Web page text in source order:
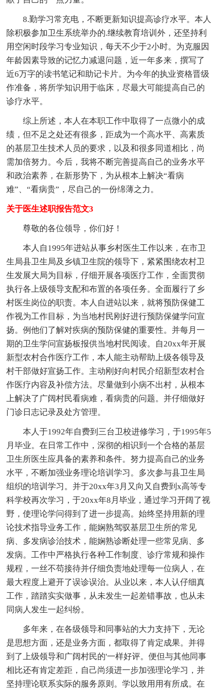
8.勤学习常充电，不断更新知识提高诊疗水平。本人
除积极参加卫生系统举办的.继续教育培训外，还坚持利
用空闲时段学习专业知识，每天不少于2小时。为克服因
年龄因素导致的记忆力减退问题，近一年多来，撰写了
近6万字的读书笔记和助记卡片。为今年的执业资格晋级
作准备，将所学知识用于临床，尽最大可能提高自己的
诊疗水平。
综上所述，本人在本职工作中取得了一点微小的成
绩，但不足之处还有很多，距成为一个高水平、高素质
的基层卫生技术人员的要求，以及和很多同道相比，尚
需加倍努力。今后，我将不断完善提高自己的业务水平
和政治素养，在新形势下，为从根本上解决“看病
难”、“看病贵”，尽自己的一份绵薄之力。
关于医生述职报告范文3
尊敬的各位领导，你们好！
本人自1995年进站从事乡村医生工作以来，在市卫
生局县卫生局及乡镇卫生院的领导下，紧紧围绕农村卫
生发展大局为目标，仔细开展各项医疗工作，全面贯彻
执行各上级领导支配和布置的各项任务。全面履行了乡
村医生岗位的职责。本人自进站以来，就将预防保健工
作视为工作目标，为当地村民刚好进行预防保健学问宣
扬。例他们了解对疾病的预防保健的重要性。并每月一
期的卫生学问宣扬板报供当地村民阅读。自20xx年开展
新型农村合作医疗工作，本人能主动帮助上级各领导及
村干部做好宣扬工作。主动刚好向村民介绍新型农村合
作医疗内容及补偿方法。尽量做到小病不出村，从根本
上解决了广阔村民看病难，看病贵的问题。并仔细做好
门诊日志记录及处方管理。
本人于1992年自费到三台卫校进修学习，于1995年5
月毕业。在日常工作中，深彻的相识到一个合格的基层
卫生所医生应具备的素养和条件。努力提高自己的业务
水平，不断加强业务理论培训学习。多次参与县卫生局
组织的培训学习。并于20xx年3月又向又自费到x高等专
科学校再次学习，于20xx年8月毕业，通过学习开阔了视
野，使理论学问得到了进一步提高。始终坚持用新的理
论技术指导业务工作，能娴熟驾驭基层卫生所的常见
病、多发病诊治技术，能娴熟诊断处理一些常见病、多
发病。工作中严格执行各种工作制度、诊疗常规和操作
规程，一丝不苟接待并仔细负责地处理每一位病人，在
最大程度上避开了误诊误治。从业以来，本人认仔细真
工作，踏踏实实做事，从未发生一起差错事故，也从未
同病人发生一起纠纷。
多年来，在各级领导和同事站的大力支持下，无论
是思想方面，还是业务方面，都取得了肯定成果。并得
到了上级领导和广阔村民的'一样好评。便但与其他同事
相比还有肯定差距，自己尚须进一步加强理论学习，并
坚持理论联系实际的服务原则。学以致用用有所成。在